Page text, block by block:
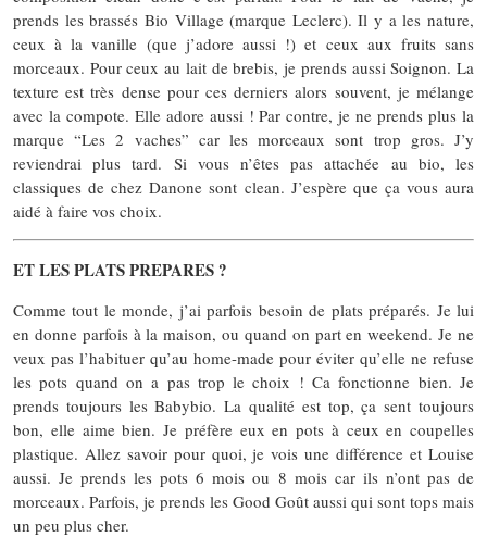
prends les brassés Bio Village (marque Leclerc). Il y a les nature,
ceux à la vanille (que j’adore aussi !) et ceux aux fruits sans
morceaux. Pour ceux au lait de brebis, je prends aussi Soignon. La
texture est très dense pour ces derniers alors souvent, je mélange
avec la compote. Elle adore aussi ! Par contre, je ne prends plus la
marque “Les 2 vaches” car les morceaux sont trop gros. J’y
reviendrai plus tard. Si vous n’êtes pas attachée au bio, les
classiques de chez Danone sont clean. J’espère que ça vous aura
aidé à faire vos choix.
ET LES PLATS PREPARES ?
Comme tout le monde, j’ai parfois besoin de plats préparés. Je lui
en donne parfois à la maison, ou quand on part en weekend. Je ne
veux pas l’habituer qu’au home-made pour éviter qu’elle ne refuse
les pots quand on a pas trop le choix ! Ca fonctionne bien. Je
prends toujours les Babybio. La qualité est top, ça sent toujours
bon, elle aime bien. Je préfère eux en pots à ceux en coupelles
plastique. Allez savoir pour quoi, je vois une différence et Louise
aussi. Je prends les pots 6 mois ou 8 mois car ils n’ont pas de
morceaux. Parfois, je prends les Good Goût aussi qui sont tops mais
un peu plus cher.